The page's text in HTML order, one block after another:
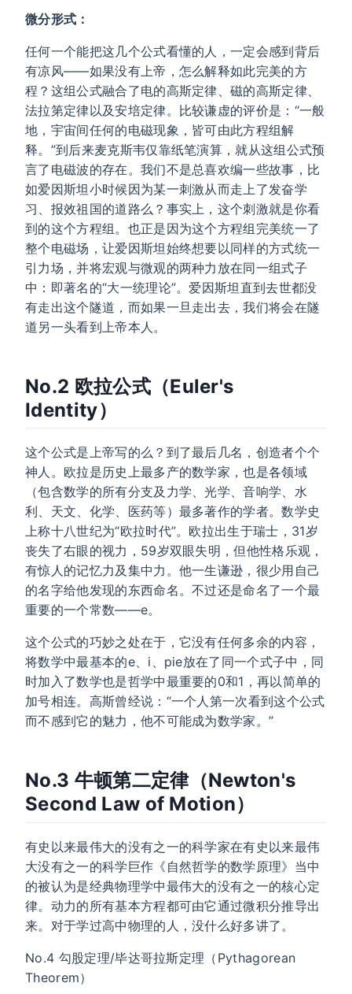
微分形式：
任何一个能把这几个公式看懂的人，一定会感到背后
有凉风——如果没有上帝，怎么解释如此完美的方
程？这组公式融合了电的高斯定律、磁的高斯定律、
法拉第定律以及安培定律。比较谦虚的评价是：“一般
地，宇宙间任何的电磁现象，皆可由此方程组解
释。”到后来麦克斯韦仅靠纸笔演算，就从这组公式预
言了电磁波的存在。我们不是总喜欢编一些故事，比
如爱因斯坦小时候因为某一刺激从而走上了发奋学
习、报效祖国的道路么？事实上，这个刺激就是你看
到的这个方程组。也正是因为这个方程组完美统一了
整个电磁场，让爱因斯坦始终想要以同样的方式统一
引力场，并将宏观与微观的两种力放在同一组式子
中：即著名的“大一统理论”。爱因斯坦直到去世都没
有走出这个隧道，而如果一旦走出去，我们将会在隧
道另一头看到上帝本人。
No.2 欧拉公式（Euler's
Identity）
这个公式是上帝写的么？到了最后几名，创造者个个
神人。欧拉是历史上最多产的数学家，也是各领域
（包含数学的所有分支及力学、光学、音响学、水
利、天文、化学、医药等）最多著作的学者。数学史
上称十八世纪为“欧拉时代”。欧拉出生于瑞士，31岁
丧失了右眼的视力，59岁双眼失明，但他性格乐观，
有惊人的记忆力及集中力。他一生谦逊，很少用自己
的名字给他发现的东西命名。不过还是命名了一个最
重要的一个常数——e。
这个公式的巧妙之处在于，它没有任何多余的内容，
将数学中最基本的e、i、pie放在了同一个式子中，同
时加入了数学也是哲学中最重要的0和1，再以简单的
加号相连。高斯曾经说：“一个人第一次看到这个公式
而不感到它的魅力，他不可能成为数学家。”
No.3 牛顿第二定律（Newton's
Second Law of Motion）
有史以来最伟大的没有之一的科学家在有史以来最伟
大没有之一的科学巨作《自然哲学的数学原理》当中
的被认为是经典物理学中最伟大的没有之一的核心定
律。动力的所有基本方程都可由它通过微积分推导出
来。对于学过高中物理的人，没什么好多讲了。
No.4 勾股定理/毕达哥拉斯定理（Pythagorean
Theorem）